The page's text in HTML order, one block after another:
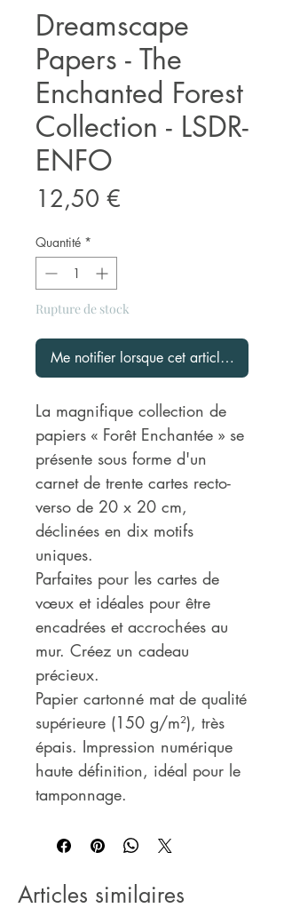
Dreamscape
Papers - The
Enchanted Forest
Collection - LSDR-
ENFO
12,50 €
Quantité *
Rupture de stock
Me notifier lorsque cet article est
La magnifique collection de
papiers « Forêt Enchantée » se
présente sous forme d'un
carnet de trente cartes recto-
verso de 20 x 20 cm,
déclinées en dix motifs
uniques.
Parfaites pour les cartes de
vœux et idéales pour être
encadrées et accrochées au
mur. Créez un cadeau
précieux.
Papier cartonné mat de qualité
supérieure (150 g/m²), très
épais. Impression numérique
haute définition, idéal pour le
tamponnage.
Articles similaires